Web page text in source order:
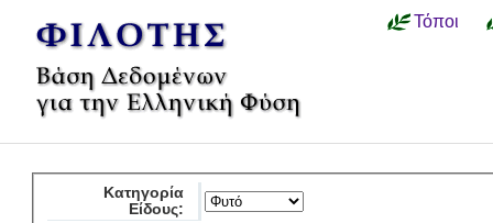
Τόποι
Κατηγορία
Είδους: